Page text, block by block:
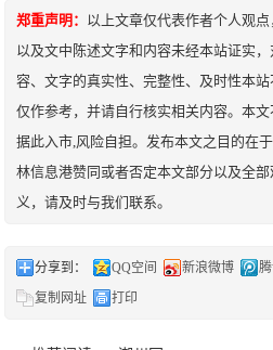
郑重声明： 以上文章仅代表作者个人观
以及文中陈述文字和内容未经本站证实
容、文字的真实性、完整性、及时性本
仅作参考，并请自行核实相关内容。本文
据此入市,风险自担。发布本文之目的在
林信息港赞同或者否定本文部分以及全
义，请及时与我们联系。
分享到： QQ空间 新浪微博
复制网址
打印